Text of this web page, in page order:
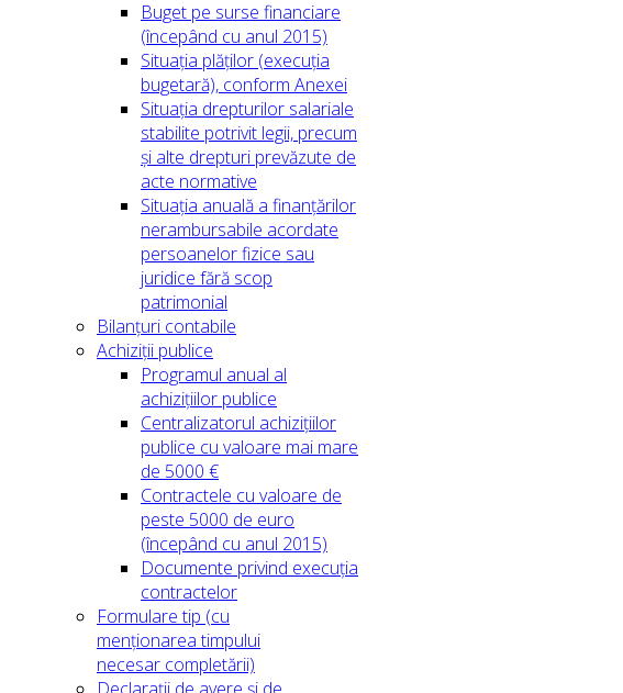
Buget pe surse financiare
(începând cu anul 2015)
Situația plăților (execuția
bugetară), conform Anexei
Situația drepturilor salariale
stabilite potrivit legii, precum
și alte drepturi prevăzute de
acte normative
Situația anuală a finanțărilor
nerambursabile acordate
persoanelor fizice sau
juridice fără scop
patrimonial
Bilanțuri contabile
Achiziții publice
Programul anual al
achizițiilor publice
Centralizatorul achizițiilor
publice cu valoare mai mare
de 5000 €
Contractele cu valoare de
peste 5000 de euro
(începând cu anul 2015)
Documente privind execuția
contractelor
Formulare tip (cu
menționarea timpului
necesar completării)